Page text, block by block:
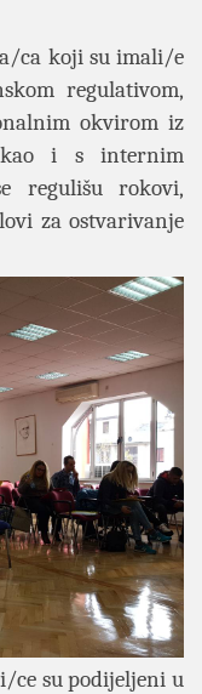
ca koji su imali/e
regulativom,
okvirom iz
kao i s internim
regulišu rokovi,
za ostvarivanje
ce su podijeljeni u